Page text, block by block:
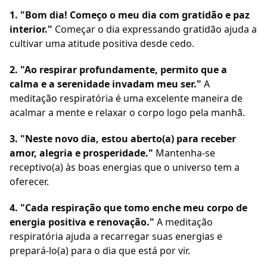
1. "Bom dia! Começo o meu dia com gratidão e paz
interior." Começar o dia expressando gratidão ajuda a
cultivar uma atitude positiva desde cedo.
2. "Ao respirar profundamente, permito que a
calma e a serenidade invadam meu ser." A
meditação respiratória é uma excelente maneira de
acalmar a mente e relaxar o corpo logo pela manhã.
3. "Neste novo dia, estou aberto(a) para receber
amor, alegria e prosperidade." Mantenha-se
receptivo(a) às boas energias que o universo tem a
oferecer.
4. "Cada respiração que tomo enche meu corpo de
energia positiva e renovação." A meditação
respiratória ajuda a recarregar suas energias e
prepará-lo(a) para o dia que está por vir.